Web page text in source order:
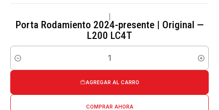
Porta Rodamiento 2024-presente | Original —
L200 LC4T
Cantidad
AGREGAR AL CARRO
COMPRAR AHORA